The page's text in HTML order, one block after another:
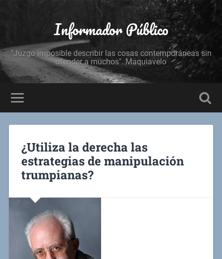
Informador Público
"Juzgo imposible describir las cosas contemporáneas sin
ofender a muchos". Maquiavelo
¿Utiliza la derecha las
estrategias de manipulación
trumpianas?